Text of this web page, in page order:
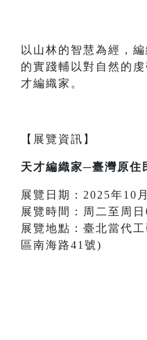
以山林的智慧為經，
的實踐輔以對自然的
才編織家。
【展覽資訊】
天才編織家─臺灣原住
展覽日期：2025年10
展覽時間：周二至周
展覽地點：臺北當代
區南海路41號)